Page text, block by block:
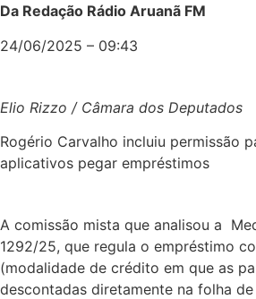
Da Redação Rádio Aruanã FM
24/06/2025 – 09:43
Elio Rizzo / Câmara dos Deputados
Rogério Carvalho incluiu permissão
aplicativos pegar empréstimos
A comissão mista que analisou a
1292/25, que regula o empréstimo
(modalidade de crédito em que as
descontadas diretamente na folha